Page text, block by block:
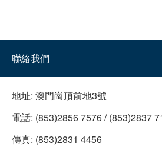
聯絡我們
地址: 澳門崗頂前地3號
電話: (853)2856 7576 / (853)2837
傳真: (853)2831 4456